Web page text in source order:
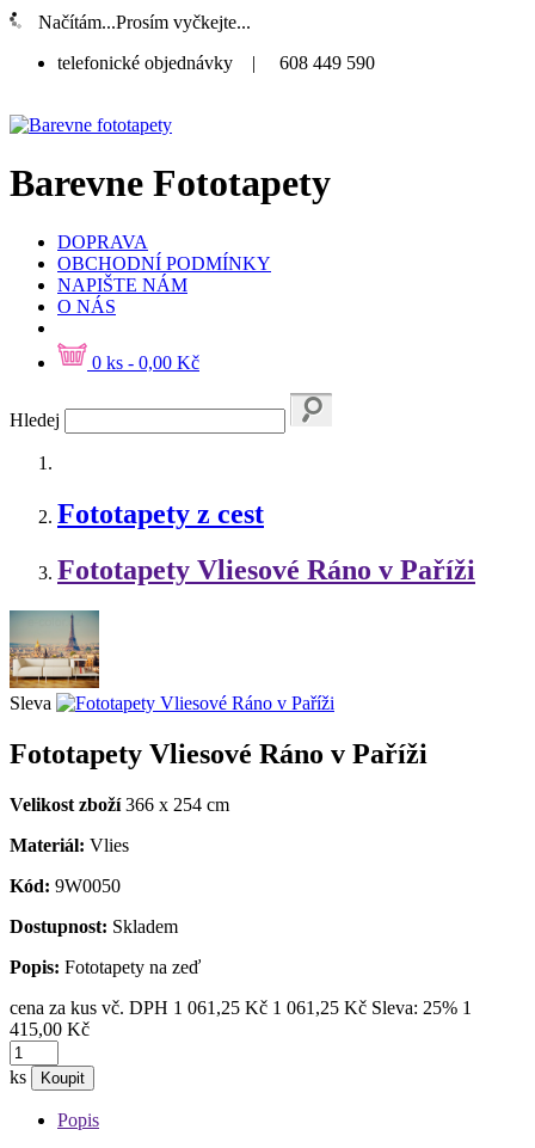
Načítám...Prosím vyčkejte...
telefonické objednávky | 608 449 590
Barevne Fototapety
DOPRAVA
OBCHODNÍ PODMÍNKY
NAPIŠTE NÁM
O NÁS
0 ks - 0,00 Kč
Hledej
Fototapety z cest
Fototapety Vliesové Ráno v Paříži
Sleva
Fototapety Vliesové Ráno v Paříži
Velikost zboží 366 x 254 cm
Materiál: Vlies
Kód: 9W0050
Dostupnost: Skladem
Popis: Fototapety na zeď
cena za kus vč. DPH 1 061,25 Kč 1 061,25 Kč Sleva: 25% 1
415,00 Kč
ks Koupit
Popis